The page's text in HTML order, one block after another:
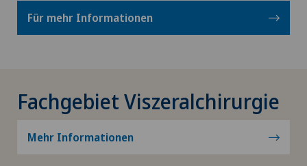
Für mehr Informationen
Fachgebiet Viszeralchirurgie
Mehr Informationen